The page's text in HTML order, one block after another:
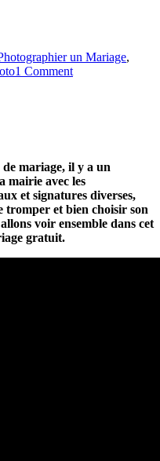
un Mariage,
1 Comment
mariage, il y a un
mairie avec les
et signatures diverses,
tromper et bien choisir son
voir ensemble dans cet
gratuit.